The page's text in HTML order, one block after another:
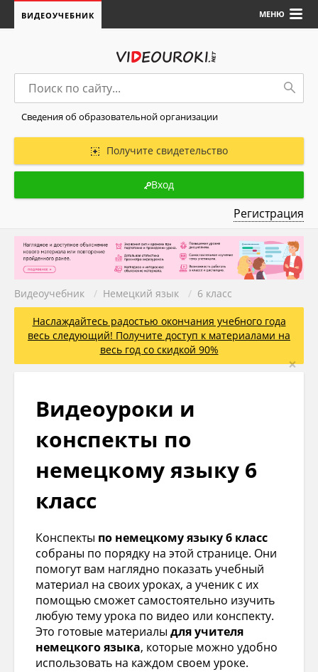
МЕНЮ
ВИДЕОУЧЕБНИК
Сведения об образовательной организации
Получите свидетельство
Вход
Регистрация
Видеоучебник / Немецкий язык / 6 класс
Наслаждайтесь радостью окончания учебного года
весь следующий! Получите доступ к материалами на
весь год со скидкой 90%
×
Видеоуроки и
конспекты по
немецкому языку 6
класс
Конспекты по немецкому языку 6 класс
собраны по порядку на этой странице. Они
помогут вам наглядно показать учебный
материал на своих уроках, а ученик с их
помощью сможет самостоятельно изучить
любую тему урока по видео или конспекту.
Это готовые материалы для учителя
немецкого языка, которые можно удобно
использовать на каждом своем уроке.